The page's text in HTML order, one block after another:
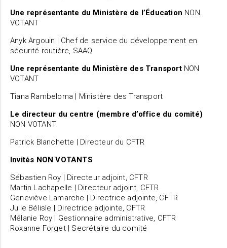
Une représentante du Ministère de l’Éducation NON
VOTANT
Anyk Argouin | Chef de service du développement en
sécurité routière, SAAQ
Une représentante du Ministère des TransportNON
VOTANT
Tiana Rambeloma | Ministère des Transport
Le directeur du centre (membre d’office du comité)
NON VOTANT
Patrick Blanchette | Directeur du CFTR
Invités NON VOTANTS
Sébastien Roy | Directeur adjoint, CFTR
Martin Lachapelle | Directeur adjoint, CFTR
Geneviève Lamarche | Directrice adjointe, CFTR
Julie Bélisle | Directrice adjointe, CFTR
Mélanie Roy | Gestionnaire administrative, CFTR
Roxanne Forget | Secrétaire du comité